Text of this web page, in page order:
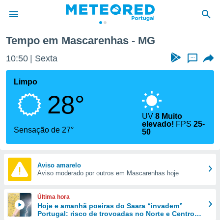
da
foi
fornecidas
a este
das
e
forma
digital
Tempo em Mascarenhas - MG
10:50 Sexta ...
Limpo
28°
Sensação de 27°
UV8 Muito
elevado! FPS25-
50
Aviso amarelo
Aviso moderado por outros em Mascarenhas hoje
Última hora
Hoje e amanhã poeiras do Saara “invadem”
Portugal: risco de trovoadas no Norte e Centro